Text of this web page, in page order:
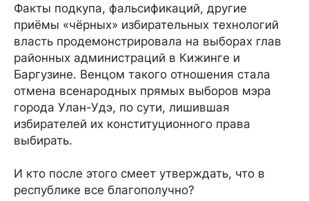
Факты подкупа, фальсификаций, другие
приёмы «чёрных» избирательных технологий
власть продемонстрировала на выборах глав
районных администраций в Кижинге и
Баргузине. Венцом такого отношения стала
отмена всенародных прямых выборов мэра
города Улан-Удэ, по сути, лишившая
избирателей их конституционного права
выбирать.
И кто после этого смеет утверждать, что в
республике все благополучно?